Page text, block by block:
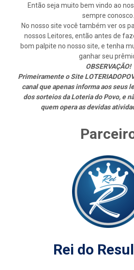
Então seja muito bem vindo ao
sempre conosco.
No nosso site você também ver os
nossos Leitores, então antes de
bom palpite no nosso site, e tenha
ganhar seu
OBSERVAÇÃO!
Primeiramente o Site
canal que apenas informa aos seus
dos sorteios da Loteria do Povo, e
quem opera as devidas
Rei do